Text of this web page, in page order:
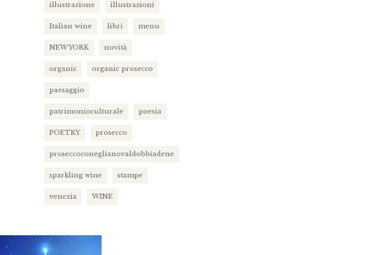
illustrazione illustrazioni
Italian wine libri menu
NEW YORK novità
organic organic prosecco
paesaggio
patrimonioculturale poesia
POETRY prosecco
proseccoconeglianovaldobbiadene
sparkling wine stampe
venezia WINE